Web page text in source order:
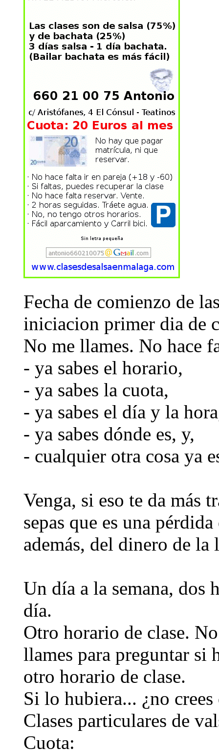
Fecha de comienzo de
iniciacion primer dia de
No me llames. No hace
- ya sabes el horario,
- ya sabes la cuota,
- ya sabes el día y la
- ya sabes dónde es, y,
- cualquier otra cosa ya
Venga, si eso te da más
sepas que es una
además, del dinero de la
Un día a la semana, dos
día.
Otro horario de clase.
llames para preguntar si
otro horario de clase.
Si lo hubiera... ¿no
Clases particulares de
Cuota: